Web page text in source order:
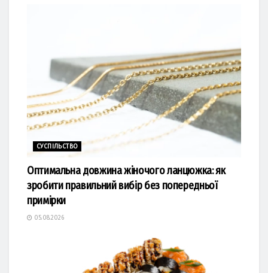
СУСПІЛЬСТВО
Оптимальна довжина жіночого ланцюжка: як
зробити правильний вибір без попередньої
примірки
05.08.2026